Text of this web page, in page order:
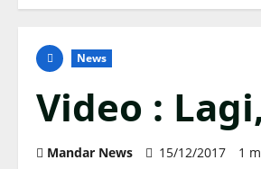
News
Video :
Mandar News 15/12/2017 1